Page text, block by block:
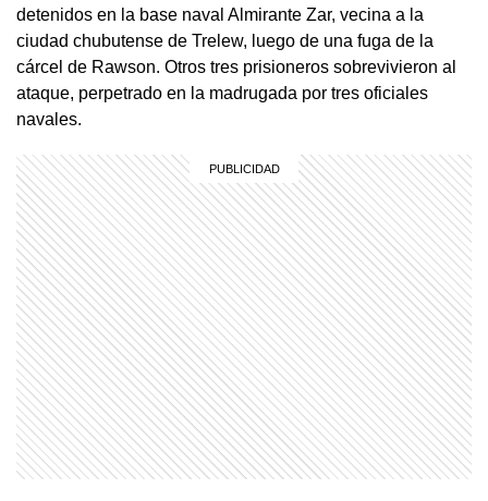
detenidos en la base naval Almirante Zar, vecina a la
ciudad chubutense de Trelew, luego de una fuga de la
cárcel de Rawson. Otros tres prisioneros sobrevivieron al
ataque, perpetrado en la madrugada por tres oficiales
navales.